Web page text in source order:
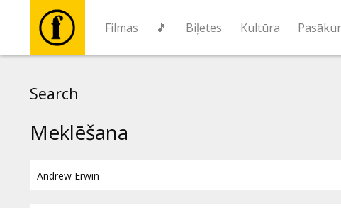
Filmas 🎵 Biļetes Kultūra
Search
Meklēšana